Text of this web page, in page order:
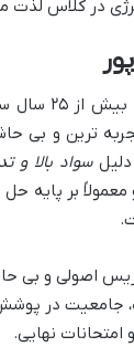
در کلاس لذت
افشین
ترین و بی
سواد بالا و
بر پایه
اصولی و بی
جامعیت در
امتحانات نهایی.